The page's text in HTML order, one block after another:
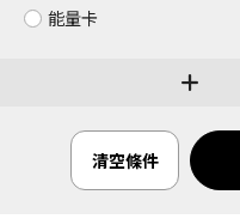
能量卡
清空條件